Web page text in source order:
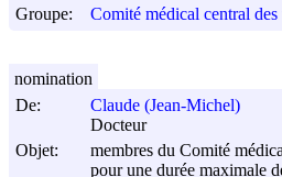
Groupe:
Comité médical central des
De:
Claude (Jean-Michel)
Docteur
Objet:
membres du Comité
pour une durée maximale
nomination